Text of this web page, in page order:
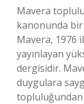
Mavera
kanonunda
Mavera, 1976
yayınlayan
dergisidir.
duygulara
topluluğundan